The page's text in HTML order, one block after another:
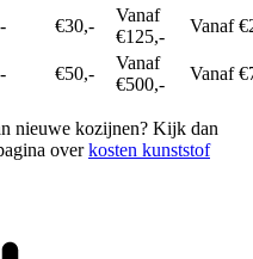
€30,-
Vanaf
€125,-
Vanaf
€50,-
Vanaf
€500,-
Vanaf
nieuwe kozijnen? Kijk dan
overkosten kunststof